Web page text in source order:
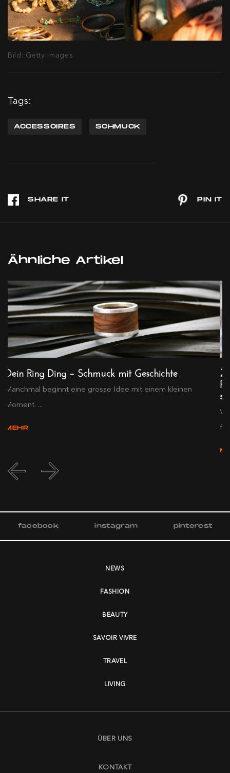
Bild: Getty Images
Tags:
ACCESSOIRES SCHMUCK
Ähnliche Artikel
Dein Ring Ding – Schmuck mit Geschichte
Manchmal beginnt eine grosse Idee mit einem kleinen
Moment. ...
MEHR
f...
facebook instagram pinterest
NEWS
FASHION
BEAUTY
SAVOIR VIVRE
TRAVEL
LIVING
ÜBER UNS
KONTAKT